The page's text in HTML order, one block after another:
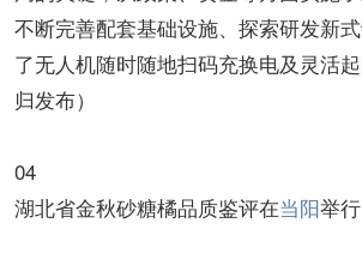
不断完善配套基础设施、探索研发新
了无人机随时随地扫码充换电及灵活
归发布）
04
湖北省金秋砂糖橘品质鉴评在当阳举行